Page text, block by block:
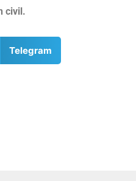
civil.
Telegram